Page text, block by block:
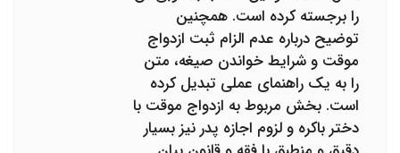
را برجسته کرده است. همچنین
توضیح درباره عدم الزام ثبت ازدواج
موقت و شرایط خواندن صیغه، متن
را به یک راهنمای عملی تبدیل کرده
است. بخش مربوط به ازدواج موقت با
دختر باکره و لزوم اجازه پدر نیز بسیار